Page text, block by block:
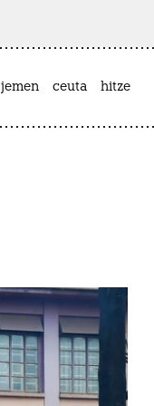
jemen ceuta hitze